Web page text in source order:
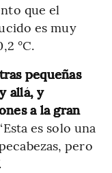
que el
es muy
°C.
pequeñas
allá, y
a la gran
es solo una
pero